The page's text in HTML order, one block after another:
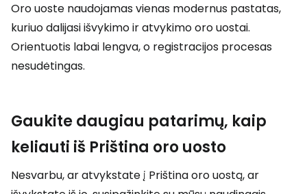
Oro uoste naudojamas vienas modernus pastatas,
kuriuo dalijasi išvykimo ir atvykimo oro uostai.
Orientuotis labai lengva, o registracijos procesas
nesudėtingas.
Gaukite daugiau patarimų, kaip
keliauti iš Priština oro uosto
Nesvarbu, ar atvykstate į Priština oro uostą, ar